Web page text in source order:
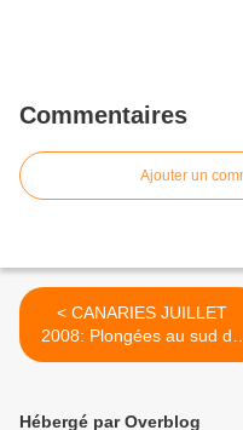
Commentaires
Ajouter un
< CANARIES JUILLET
2008: Plongées au sud de
TENERIFE
Hébergé par Overblog